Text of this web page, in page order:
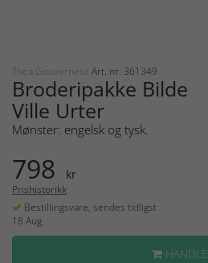
Thea Gouverneur Art. nr: 361349
Broderipakke Bilde
Ville Urter
Mønster: engelsk og tysk.
798 kr
Prishistorikk
Bestillingsvare, sendes tidligst
18 Aug
HANDLE